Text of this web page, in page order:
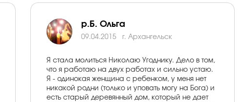
р.Б. Ольга
09.04.2015 г. Архангельск
Я стала молиться Николаю Угоднику. Дело в том,
что я работаю на двух работах и сильно устаю.
Я - одинокая женщина с ребенком, у меня нет
никакой родни (только и уповать могу на Бога) и
есть старый деревянный дом, который не дает